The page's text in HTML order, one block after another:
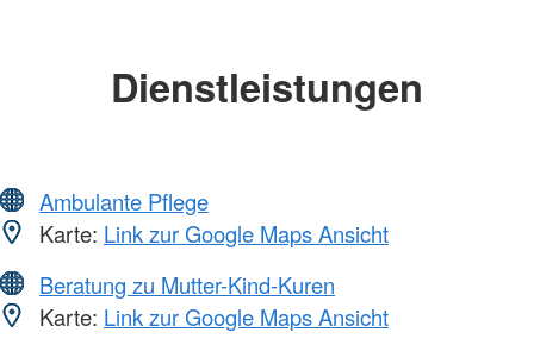
Dienstleistungen
Ambulante Pflege
Karte: Link zur Google Maps Ansicht
Beratung zu Mutter-Kind-Kuren
Karte: Link zur Google Maps Ansicht